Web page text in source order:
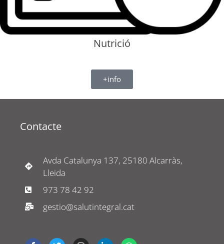
Nutrició​
+info
Contacte
Avda Catalunya 137, 25180 Alcarràs,
Lleida
973 78 42 92
gestio@salutintegral.cat